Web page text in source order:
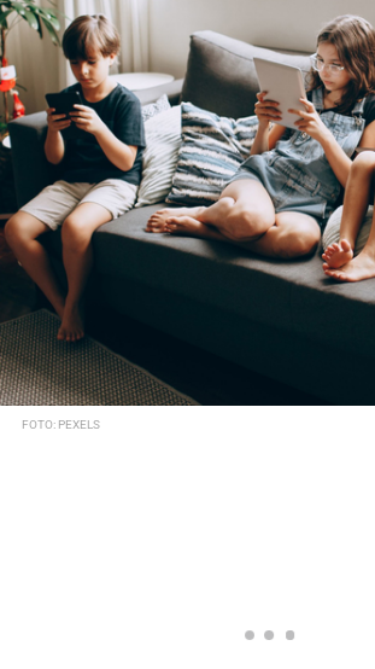
FOTO: PEXELS